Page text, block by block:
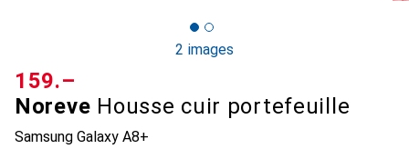
2 images
Noreve Housse cuir portefeuille
Samsung Galaxy A8+
CHF
159.–